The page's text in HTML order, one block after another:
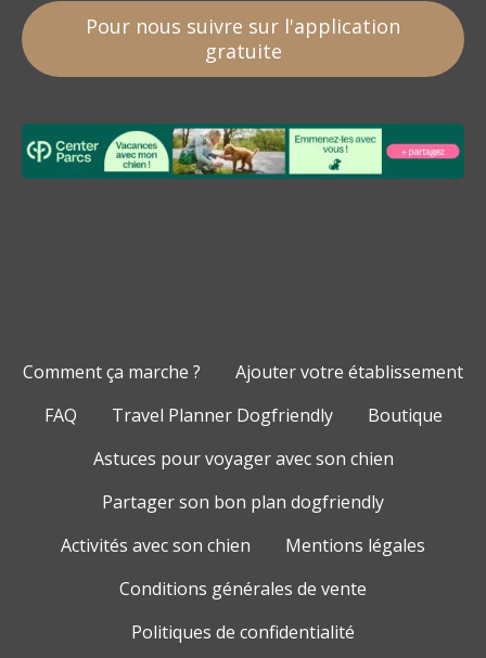
Pour nous suivre sur l'application
gratuite
Comment ça marche ?
Ajouter votre établissement
FAQ
Travel Planner Dogfriendly
Boutique
Astuces pour voyager avec son chien
Partager son bon plan dogfriendly
Activités avec son chien
Mentions légales
Conditions générales de vente
Politiques de confidentialité